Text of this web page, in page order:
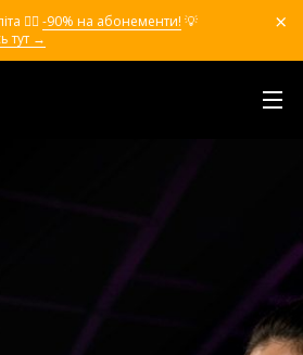
❤️‍🔥 -90% на абонементи! 💡
тут →